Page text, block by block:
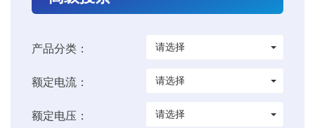
产品分类： 请选择
额定电流： 请选择
额定电压： 请选择